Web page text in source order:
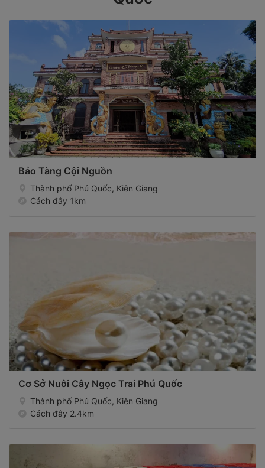
Bảo Tàng Cội Nguồn
Thành phố Phú Quốc, Kiên Giang
Cách đây 1km
Cơ Sở Nuôi Cây Ngọc Trai Phú Quốc
Thành phố Phú Quốc, Kiên Giang
Cách đây 2.4km